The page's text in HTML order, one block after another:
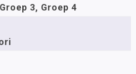
3, Groep 4